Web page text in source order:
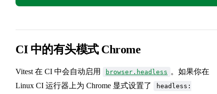
CI 中的有头模式 Chrome
Vitest 在 CI 中会自动启用 browser.headless 。如果你在
Linux CI 运行器上为 Chrome 显式设置了
headless: